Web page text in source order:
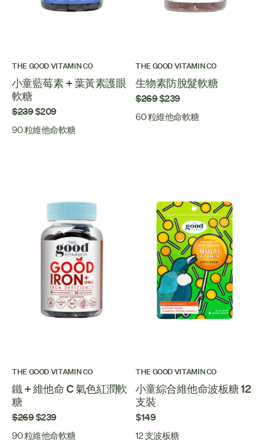
THE GOOD VITAMIN CO
小童藍莓素 + 葉黃素護眼
軟糖
$239$209
90 粒維他命軟糖
THE GOOD VITAMIN CO
生物素防脫髮軟糖
$269$239
60 粒維他命軟糖
THE GOOD VITAMIN CO
鐵 + 維他命 C 氣色紅潤軟
糖
$269$239
90 粒維他命軟糖
THE GOOD VITAMIN CO
小童綜合維他命波板糖 12
支裝
$149
12 支波板糖